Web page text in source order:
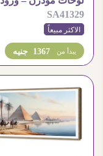
رقيقة
SA41329
الاكثر مبيعاً
1367 جنيه يبدأ من